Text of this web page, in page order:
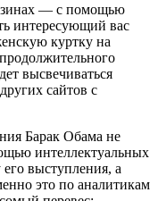
— с помощью
интересующий вас
куртку на
высвечиваться
сайтов с
Барак Обама не
интеллектуальных
выступления, а
это по аналитикам